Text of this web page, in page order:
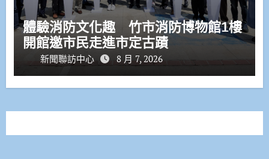
體驗消防文化趣 竹市消防博物館1樓
開館邀市民走進市定古蹟
新聞聯訪中心 8 月 7, 2026